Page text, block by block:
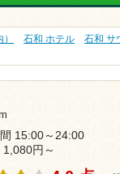
石和 ホテル 石和 サ
15:00～24:00
円～